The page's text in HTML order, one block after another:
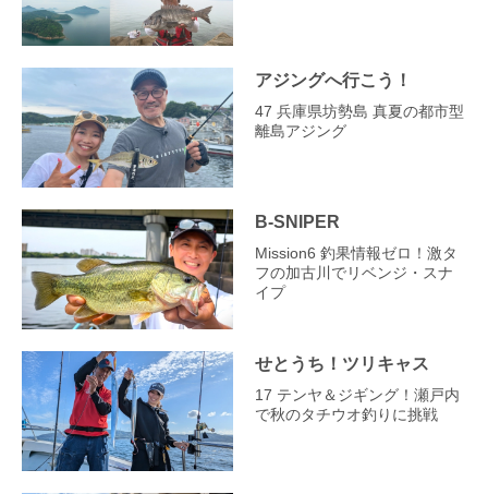
アジングへ行こう！
47 兵庫県坊勢島 真夏の都市型
離島アジング
B-SNIPER
Mission6 釣果情報ゼロ！激タ
フの加古川でリベンジ・スナ
イプ
せとうち！ツリキャス
17 テンヤ＆ジギング！瀬戸内
で秋のタチウオ釣りに挑戦